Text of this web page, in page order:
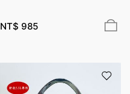
NT$ 985